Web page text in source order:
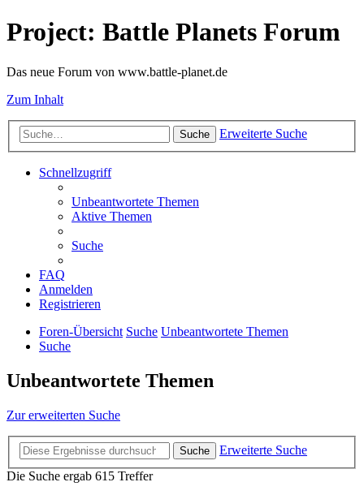
Project: Battle Planets Forum
Das neue Forum von www.battle-planet.de
Zum Inhalt
Suche Erweiterte Suche
Schnellzugriff
Unbeantwortete Themen
Aktive Themen
Suche
FAQ
Anmelden
Registrieren
Foren-Übersicht Suche Unbeantwortete Themen
Suche
Unbeantwortete Themen
Zur erweiterten Suche
Suche
Erweiterte Suche
Die Suche ergab 615 Treffer